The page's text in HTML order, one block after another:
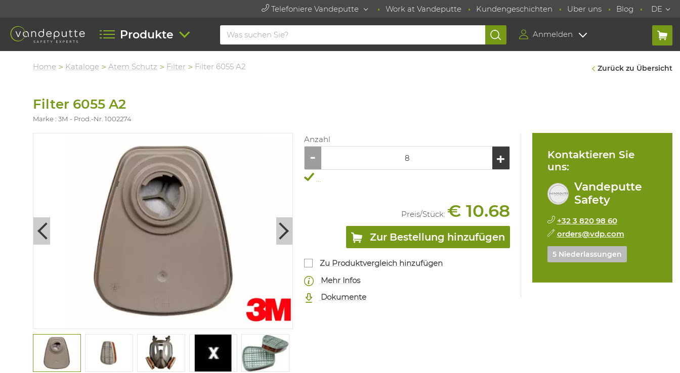
Telefoniere Vandeputte Work at Vandeputte Kundengeschichten Uber uns Blog DE
Produkte Anmelden
Home Kataloge Atem Schutz Filter Filter 6055 A2 Zurück zu Übersicht
Filter 6055 A2
Marke : 3M Prod.-Nr. 1002274
Next
Anzahl
...
Preis/Stück: € 10.68
Zur Bestellung hinzufügen
Zu Produktvergleich hinzufügen
Mehr Infos
Dokumente
Kontaktieren Sie
uns:
Vandeputte
Safety
+32 3 820 98 60
orders@vdp.com
5 Niederlassungen